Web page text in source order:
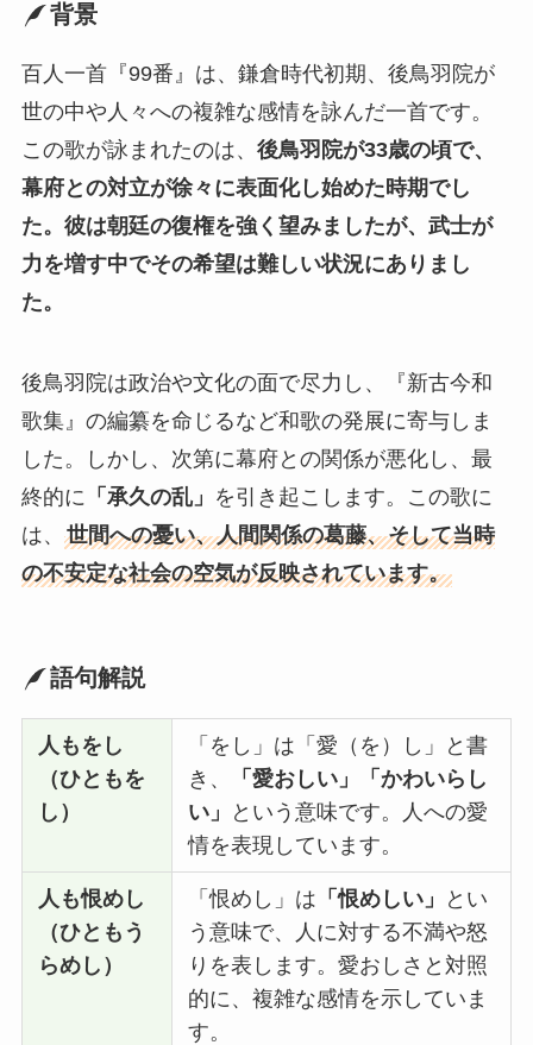
背景
百人一首『99番』は、鎌倉時代初期、後鳥羽院が
世の中や人々への複雑な感情を詠んだ一首です。
この歌が詠まれたのは、 後鳥羽院が33歳の頃で、
幕府との対立が徐々に表面化し始めた時期でし
た。彼は朝廷の復権を強く望みましたが、武士が
力を増す中でその希望は難しい状況にありまし
た。
後鳥羽院は政治や文化の面で尽力し、『新古今和
歌集』の編纂を命じるなど和歌の発展に寄与しま
した。しかし、次第に幕府との関係が悪化し、最
終的に 「承久の乱」 を引き起こします。この歌に
は、 世間への憂い、人間関係の葛藤、そして当時
の不安定な社会の空気が反映されています。
語句解説
人もをし
（ひともを
し）
「をし」は「愛（を）し」と書
き、
「愛おしい」「かわいらし
い」
という意味です。人への愛
情を表現しています。
人も恨めし
（ひともう
らめし）
「恨めし」は 「恨めしい」
とい
う意味で、人に対する不満や怒
りを表します。愛おしさと対照
的に、複雑な感情を示していま
す。